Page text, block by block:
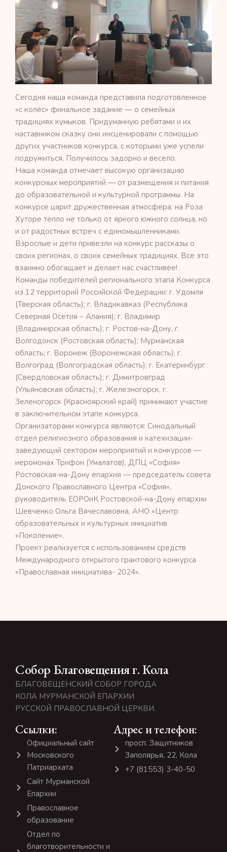
Сегодня наша команда представила подготовленное
«с колёс» финальное задание — о семейных
традициях кумыков. Придуманную ребятами и их
наставником сказку они инсценировали с помощью
других участников конкурса, с которыми уже успели
подружиться. Получилось задорно и весело.
Наша команда отмечает высокую организацию
конкурсных мероприятий — от размещения и питания
до образовательной и культурной программы. На
конкурсе царит дружественная атмосфера: на Роза
Хуторе тепло не только от яркого южного солнца, но
и от радостных встреч с единомышленниками.
Взрослые и дети привезли на конкурс рассказы о
своих регионах, о своих семейных традициях. Все это
взаимно обогащает и делает нас счастливее!
Команды победителей регионального этапа Конкурса
из 12 территорий Российской Федерации: г. Удомля
(Тверская область); г. Владикавказ (Республика
Северная Осетия – Алания); г. Владимир
(Владимирская область); г. Ростов-на-Дону, г.
Волгодонск (Ростовская область); Мурманская
область; г. Воронеж (Воронежская область); г.
Волгоград (Волгоградская область); г. Екатеринбург
(Свердловская область); г. Димитровград
(Ульяновская область); г. Железногорск, г.
Зеленогорск (Красноярский край) принимают участие
в заключительном этапе конкурса.
Организаторами конкурса являются: Синодальный
отдел религиозного образования и катехизации-
заведующий сектором мероприятий и конкурсов —
иеромонах Трифон (Умалатов), ДПЦ «София»
Ростовская-на-Дону епархия — председатель совета
Донского Православного Центра «София»,
руководитель ЕОРОиК Ростовской-на-Дону епархии
Шевченко Ольга Вячеславовна, АНО «Центр
образовательных и культурных инициатив
«Поколение».
Проект реализуется с использованием средств
Международного открытого грантового конкурса
«Православная инициатива- 2024».
Собор Благовещения г. Кола
БЛАГОВЕЩЕНСКИЙ СОБОР ГОРОДА
КОЛА МУРМАНСКОЙ ЕПАРХИИ
РУССКОЙ ПРАВОСЛАВНОЙ ЦЕРКВИ.
Ссылки:
Официальный сайт
Московского
Патриархата
Сайт Мурманской
Епархии
Православное
образование
Отдел по
благотворительности и
Адрес и телефон:
просп. Защитников
Заполярья, 22, Кола
+7 (81553) 3-40-50